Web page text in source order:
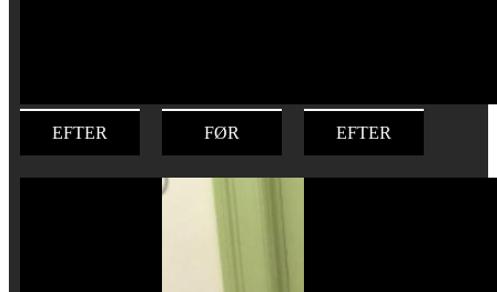
EFTER FØR EFTER